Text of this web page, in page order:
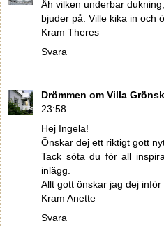
Åh vilken underbar
bjuder på. Ville kika in och
Kram Theres
Svara
Drömmen om Villa
23:58
Hej Ingela!
Önskar dej ett riktigt gott
Tack söta du för all
inlägg.
Allt gott önskar jag dej inför
Kram Anette
Svara